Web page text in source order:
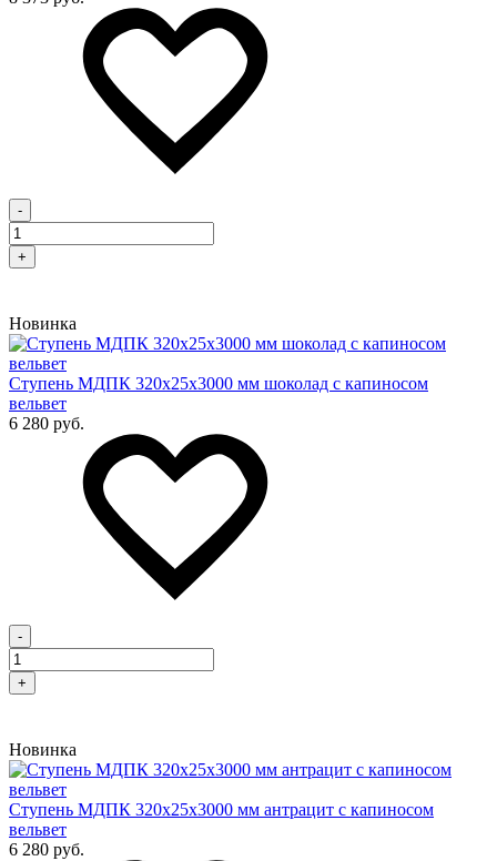
-
+
Новинка
Cтупень МДПК 320х25х3000 мм шоколад с капиносом
вельвет
6 280 руб.
-
+
Новинка
Cтупень МДПК 320х25х3000 мм антрацит с капиносом
вельвет
6 280 руб.